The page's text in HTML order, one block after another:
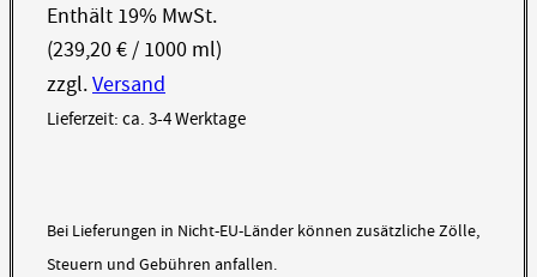
Enthält 19% MwSt.
(239,20€ / 1000 ml)
zzgl.Versand
Lieferzeit: ca. 3-4 Werktage
Bei Lieferungen in Nicht-EU-Länder können zusätzliche Zölle,
Steuern und Gebühren anfallen.